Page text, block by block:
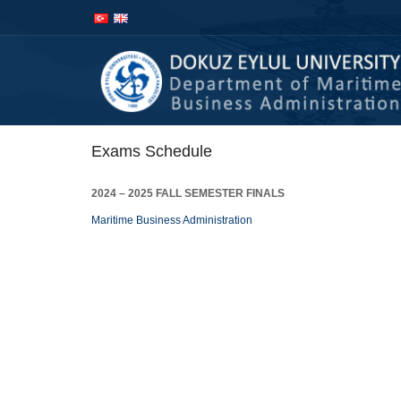
Exams Schedule
2024 – 2025 FALL SEMESTER FINALS
Maritime Business Administration